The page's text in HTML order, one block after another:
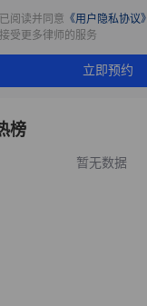
阅读并同意 《用户隐私协议》
受更多律师的服务
立即预约
榜
暂无数据